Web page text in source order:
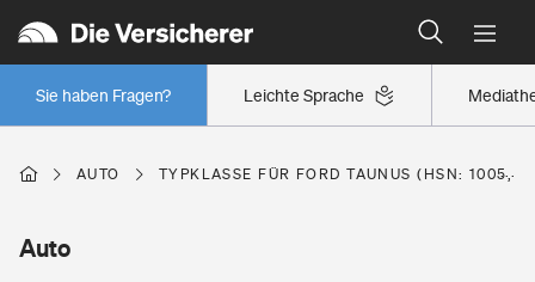
Leichte Sprache
Sie haben Fragen?
Wer versichert was: Jetzt Versicherer finden
Regionalklassen: So ist Ihre Region eingestuft
Wer versichert was: Jetzt Versicherer finden
AUTO TYPKLASSE FÜR FORD TAUNUS (HSN: 1005,
Auto